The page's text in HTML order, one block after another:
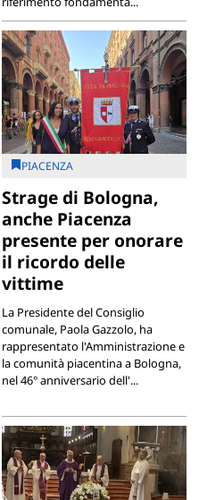
PIACENZA
Strage di Bologna,
anche Piacenza
presente per onorare
il ricordo delle
vittime
La Presidente del Consiglio
comunale, Paola Gazzolo, ha
rappresentato l'Amministrazione e
la comunità piacentina a Bologna,
nel 46° anniversario dell'...